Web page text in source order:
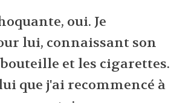
oui. Je
lui, connaissant son
et les cigarettes.
que j'ai recommencé à